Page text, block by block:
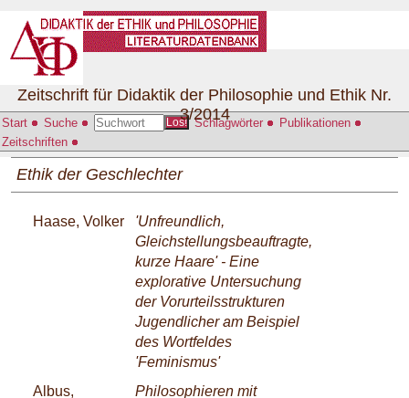
Start Suche Los! Schlagwörter
Publikationen
Zeitschriften
Zeitschrift für Didaktik der Philosophie und Ethik Nr.
3/2014
Ethik der Geschlechter
Haase, Volker
'Unfreundlich,
Gleichstellungsbeauftragte,
kurze Haare' - Eine
explorative Untersuchung
der Vorurteilsstrukturen
Jugendlicher am Beispiel
des Wortfeldes
'Feminismus'
Albus,
Philosophieren mit